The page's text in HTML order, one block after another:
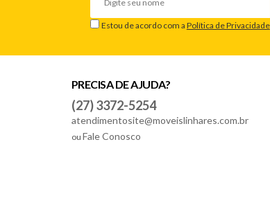
Estou de acordo com a Política de Privacidade
PRECISA DE AJUDA?
(27) 3372-5254
atendimentosite@moveislinhares.com.br
ou Fale Conosco